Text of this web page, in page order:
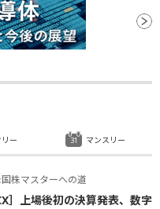
株マスターへの道
］上場後初の決算発表、数字
ー マンスリー